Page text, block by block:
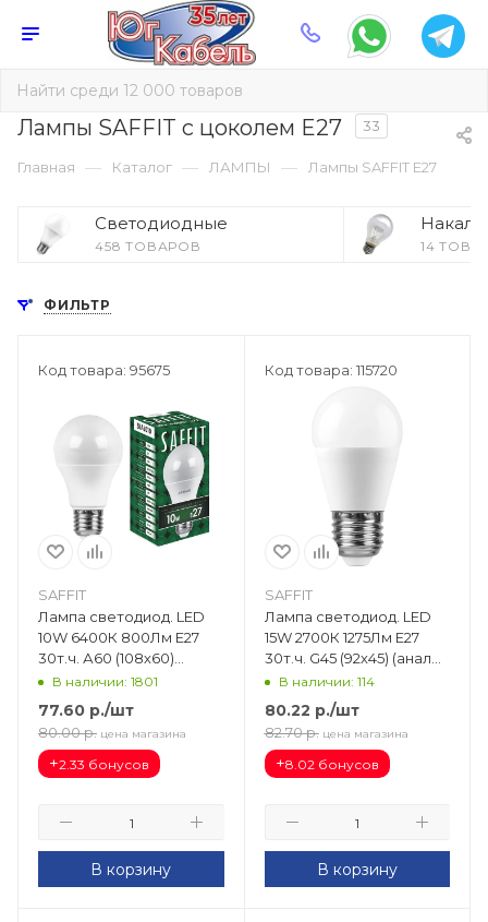
Лампы SAFFIT с цоколем E27 33
Главная — Каталог — ЛАМПЫ — Лампы SAFFIT E27
Светодиодные
458 ТОВАРОВ 14
ФИЛЬТР
Код товара: 95675
SAFFIT
Лампа светодиод. LED
10W 6400К 800Лм Е27
30т.ч. А60 (108х60)
(аналог 100W) SBA6010
В наличии: 1801
77.60 р./шт
80.00 р. цена магазина
+2.33 бонусов
В корзину
Код товара: 115720
SAFFIT
Лампа светодиод. LED
15W 2700К 1275Лм Е27
30т.ч. G45 (92х45) (аналог
120W) шар SBG4515 55212
В наличии: 114
80.22 р./шт
82.70 р. цена магазина
+8.02 бонусов
В корзину